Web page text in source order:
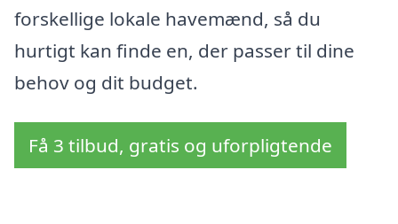
forskellige lokale havemænd, så du
hurtigt kan finde en, der passer til dine
behov og dit budget.
Få 3 tilbud, gratis og uforpligtende